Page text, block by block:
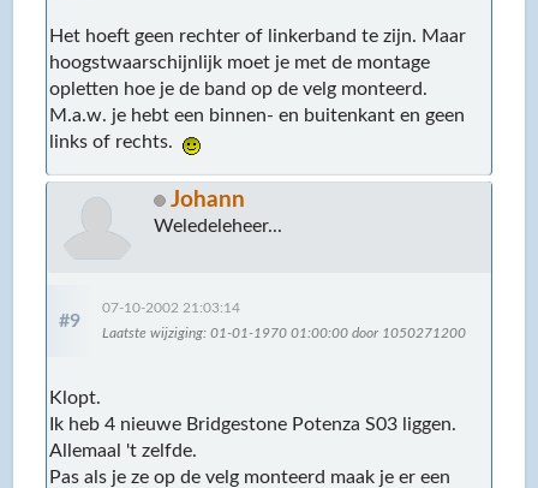
Het hoeft geen rechter of linkerband te zijn. Maar
hoogstwaarschijnlijk moet je met de montage
opletten hoe je de band op de velg monteerd.
M.a.w. je hebt een binnen- en buitenkant en geen
links of rechts.
Johann
Weledeleheer...
#9
07-10-2002 21:03:14
Laatste wijziging: 01-01-1970 01:00:00 door 1050271200
Klopt.
Ik heb 4 nieuwe Bridgestone Potenza S03 liggen.
Allemaal 't zelfde.
Pas als je ze op de velg monteerd maak je er een